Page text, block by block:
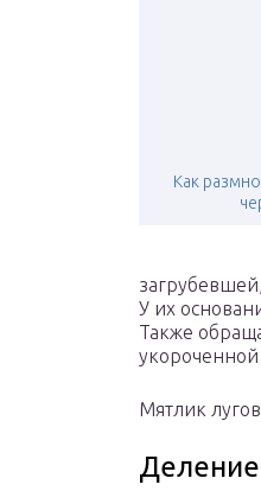
Как
У их
Также
Мятлик
Деление